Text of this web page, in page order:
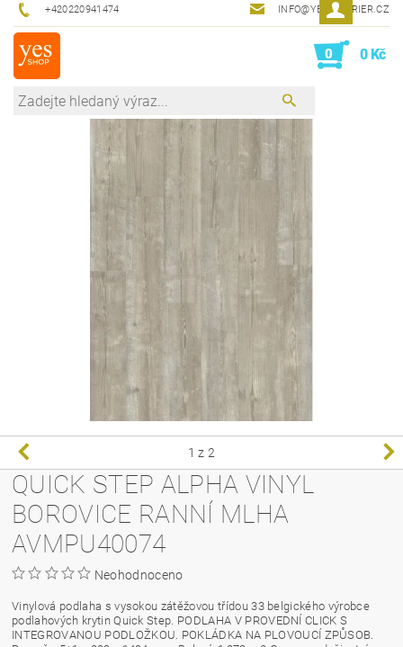
+420220941474 INFO@YESINTERIER.CZ
0 0 Kč
1 z 2
QUICK STEP ALPHA VINYL
BOROVICE RANNÍ MLHA
AVMPU40074
Neohodnoceno
Vinylová podlaha s vysokou zátěžovou třídou 33 belgického výrobce
podlahových krytin Quick Step. PODLAHA V PROVEDNÍ CLICK S
INTEGROVANOU PODLOŽKOU. POKLÁDKA NA PLOVOUCÍ ZPŮSOB.